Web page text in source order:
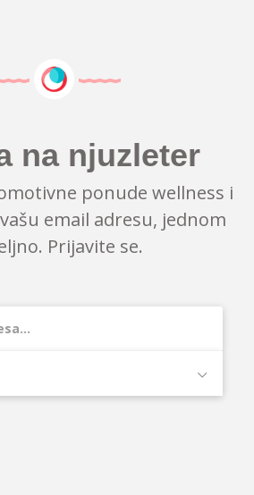
na njuzleter
ponude wellness i
email adresu, jednom
Prijavite se.